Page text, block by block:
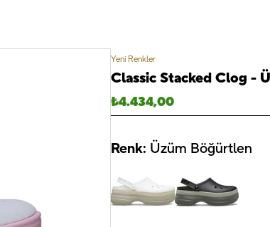
Yeni Renkler
Classic Stacked Clog -
₺4.434,00
Renk: Üzüm Böğürtlen